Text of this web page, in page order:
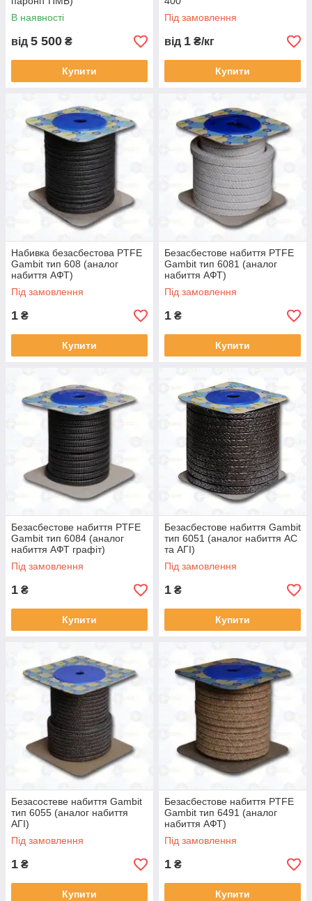
В наявності
від 5 500 ₴
Купити
Під замовлення
від 1 ₴/кг
Купити
Набивка безасбестова PTFE
Gambit тип 608 (аналог
набиття АФТ)
Під замовлення
1 ₴
Купити
Безасбестове набиття PTFE
Gambit тип 6081 (аналог
набиття АФТ)
Під замовлення
1 ₴
Купити
Безасбестове набиття PTFE
Gambit тип 6084 (аналог
набиття АФТ графіт)
Під замовлення
1 ₴
Купити
Безасбестове набиття Gambit
тип 6051 (аналог набиття АС
та АГІ)
Під замовлення
1 ₴
Купити
Безасостеве набиття Gambit
тип 6055 (аналог набиття
АГІ)
Під замовлення
1 ₴
Купити
Безасбестове набиття PTFE
Gambit тип 6491 (аналог
набиття АФТ)
Під замовлення
1 ₴
Купити